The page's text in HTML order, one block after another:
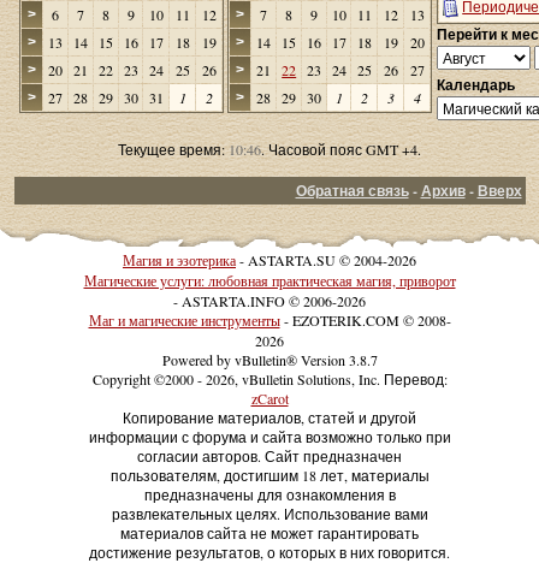
> 6 7 8 9 10 11 12
> 13 14 15 16 17 18 19
> 20 21 22 23 24 25 26
> 27 28 29 30 31 1 2
> 7 8 9 10 11 12 13
> 14 15 16 17 18 19 20
> 21 22 23 24 25 26 27
> 28 29 30 1 2 3 4
Перейти к
Календарь
Текущее время:10:46. Часовой пояс GMT +4.
Обратная связь-Архив-Вверх
Магия и эзотерика- ASTARTA.SU © 2004-2026
Магические услуги: любовная практическая магия, приворот
- ASTARTA.INFO © 2006-2026
Маг и магические инструменты- EZOTERIK.COM © 2008-
2026
Powered by vBulletin® Version 3.8.7
Copyright ©2000 - 2026, vBulletin Solutions, Inc. Перевод:
zCarot
Копирование материалов, статей и другой
информации с форума и сайта возможно только при
согласии авторов. Сайт предназначен
пользователям, достигшим 18 лет, материалы
предназначены для ознакомления в
развлекательных целях. Использование вами
материалов сайта не может гарантировать
достижение результатов, о которых в них говорится.